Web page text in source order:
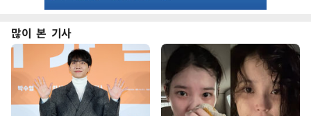
많이 본 기사